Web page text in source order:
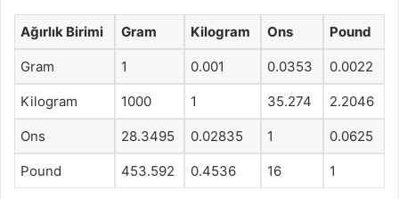
Ağırlık Birimi Gram Kilogram Ons Pound
Gram 1 0.001 0.0353 0.0022
Kilogram 1000 1 35.274 2.2046
Ons 28.3495 0.02835 1 0.0625
Pound 453.592 0.4536 16 1